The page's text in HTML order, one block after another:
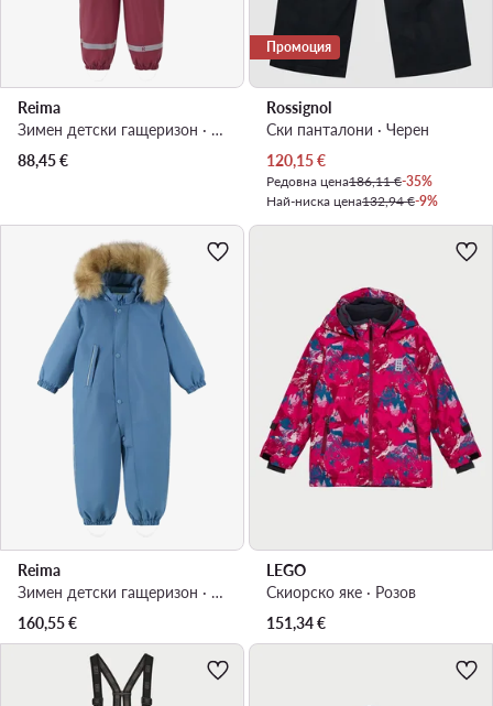
Reima
Зимен детски гащеризон · Червен
88,45€
Промоция
Rossignol
Ски панталони · Черен
Актуална цена
120,15€
Редовна цена186,11 €-35%
Най-ниска цена132,94 €-9%
Reima
Зимен детски гащеризон · Тъмносин
160,55€
LEGO
Скиорско яке · Розов
151,34€